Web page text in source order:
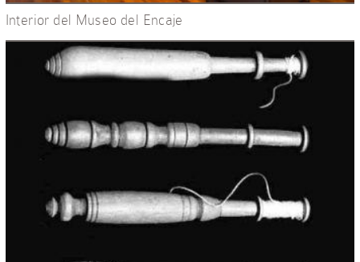
Interior del Museo del Encaje